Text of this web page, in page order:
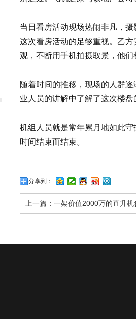
当日看房活动现场热闹非凡，
这次看房活动的足够重视。乙
观，不断用手机拍摄取景，他
随着时间的推移，现场的人群
业人员的讲解中了解了这次楼
机组人员就是常年累月地如此
时间结束而结束。
分享到：
上一篇： 一架价值2000万的直升